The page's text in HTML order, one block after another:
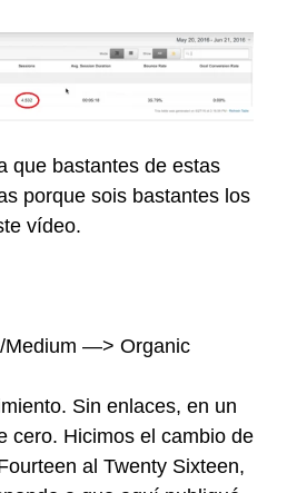
que bastantes de estas
porque sois bastantes los
vídeo.
—> Organic
Sin enlaces, en un
cero. Hicimos el cambio de
al Twenty Sixteen,